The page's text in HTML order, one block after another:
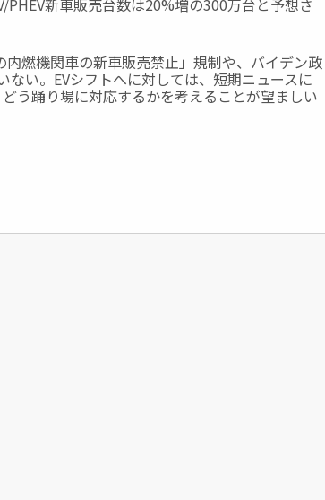
PHEV新車販売台数は20%増の300万台と予想さ
燃機関車の新車販売禁止」規制や、バイデン政
ない。EVシフトへに対しては、短期ニュースに
う踊り場に対応するかを考えることが望ましい